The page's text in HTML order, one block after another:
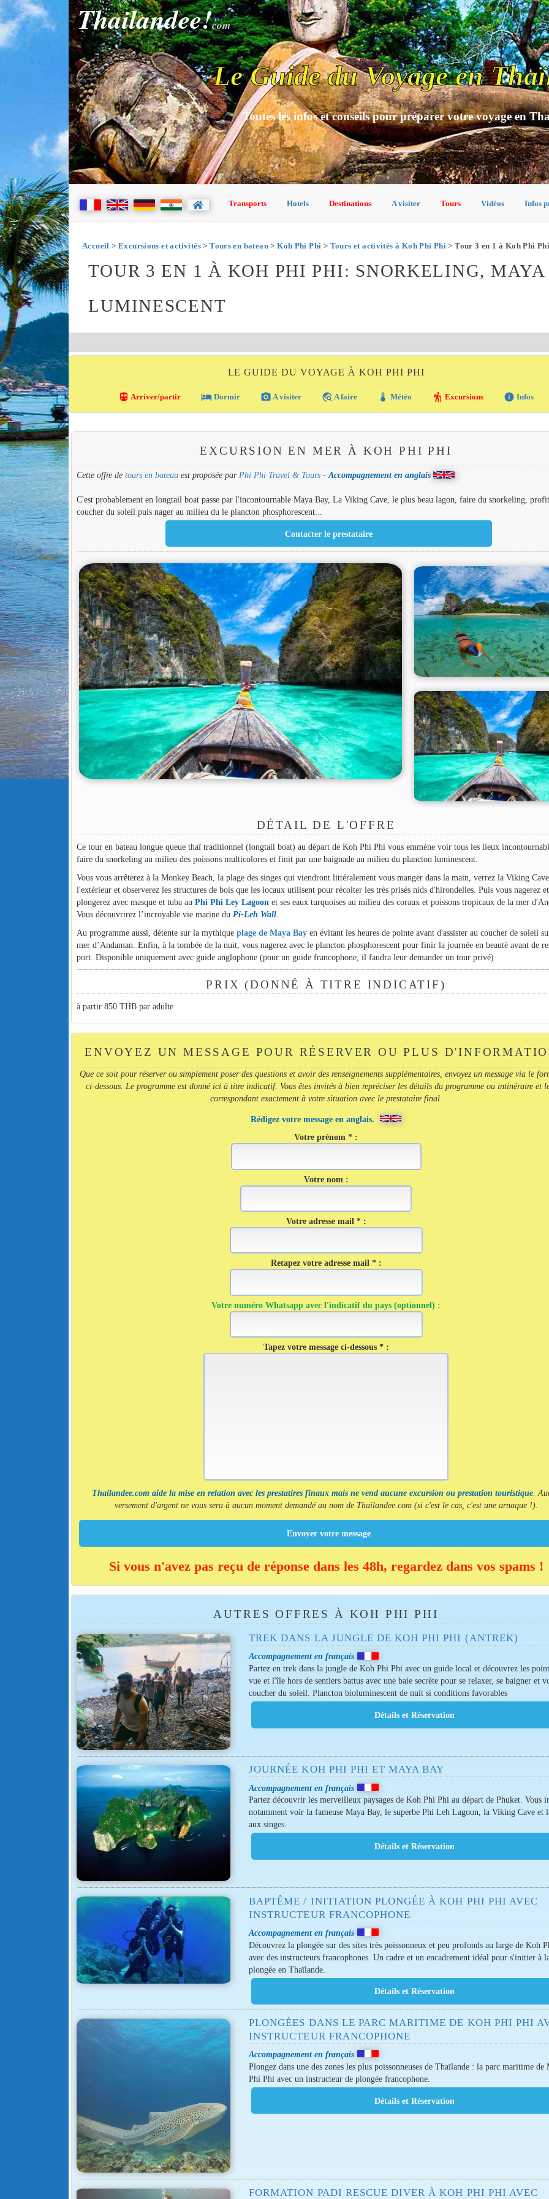
Thailandee!com
Le Guide du Voyage en
Toutes les infos et conseils pour préparer votre voyage en
Transports Hotels Destinations A visiter Tours Vidéos Infos
Accueil > Excursions et activités>Tours en bateau>Koh Phi Phi > Tours et activités à Koh Phi Phi > Tour 3 en 1 à Koh Phi
TOUR 3 EN 1 À KOH PHI PHI: SNORKELING,
LUMINESCENT
LE GUIDE DU VOYAGE À KOH PHI PHI
directions_transit Arriver/partir local_hotel Dormir photo_camera A visiter travel_explore A faire thermostat Météo hiking Excursions info Infos
EXCURSION EN MER À KOH PHI PHI
Cette offre de tours en bateauest proposée par Phi Phi Travel & Tours- Accompagnement en anglais
C'est probablement en longtail boat passe par l'incontournable Maya Bay, La Viking Cave, le plus beau lagon, faire du snorkeling,
coucher du soleil puis nager au milieu du le plancton phosphorescent...
Contacter le prestataire
DÉTAIL DE L'OFFRE
Ce tour en bateau longue queue thaï traditionnel (longtail boat) au départ de Koh Phi Phi vous emmène voir tous les lieux
faire du snorkeling au milieu des poissons multicolores et finit par une baignade au milieu du plancton luminescent.
Vous vous arrêterez à la Monkey Beach, la plage des singes qui viendront littéralement vous manger dans la main, verrez la Viking
l'extérieur et observerez les structures de bois que les locaux utilisent pour récolter les très prisés nids d'hirondelles. Puis vous nagerez et
plongerez avec masque et tuba au Phi Phi Ley Lagoon et ses eaux turquoises au milieu des coraux et poissons tropicaux de la mer
Vous découvrirez l’incroyable vie marine du Pi-Leh Wall.
Au programme aussi, détente sur la mythique plage de Maya Bayen évitant les heures de pointe avant d'assister au coucher de soleil
mer d’Andaman. Enfin, à la tombée de la nuit, vous nagerez avec le plancton phosphorescent pour finir la journée en beauté avant de
port. Disponible uniquement avec guide anglophone (pour un guide francophone, il faudra leur demander un tour privé)
PRIX (DONNÉ À TITRE INDICATIF)
à partir 850 THB par adulte
ENVOYEZ UN MESSAGE POUR RÉSERVER OU PLUS
Que ce soit pour réserver ou simplement poser des questions et avoir des renseignements supplémentaires, envoyez un message via le
ci-dessous. Le programme est donné ici à titre indicatif. Vous êtes invités à bien repréciser les détails du programme ou intinéraire et
correspondant exactement à votre situation avec le prestataire final.
Rédigez votre message en anglais.
Votre prénom * :
Votre nom :
Votre adresse mail * :
Retapez votre adresse mail * :
Votre numéro Whatsapp avec l'indicatif du pays (optionnel) :
Tapez votre message ci-dessous * :
Thailandee.com aide la mise en relation avec les prestatires finaux mais ne vend aucune excursion ou prestation touristique .
versement d'argent ne vous sera à aucun moment demandé au nom de Thailandee.com (si c'est le cas, c'est une arnaque !).
Envoyer votre message
Si vous n'avez pas reçu de réponse dans les 48h, regardez dans vos spams !
AUTRES OFFRES À KOH PHI PHI
TREK DANS LA JUNGLE DE KOH PHI PHI (ANTREK)
Accompagnement en français
Partez en trek dans la jungle de Koh Phi Phi avec un guide local et découvrez les
vue et l'île hors de sentiers battus avec une baie secrète pour se relaxer, se baigner et
coucher du soleil. Plancton bioluminescent de nuit si conditions favorables
JOURNÉE KOH PHI PHI ET MAYA BAY
Accompagnement en français
Partez découvrir les merveilleux paysages de Koh Phi Phi au départ de Phuket. Vous
notamment voir la fameuse Maya Bay, le superbe Phi Leh Lagoon, la Viking Cave et
aux singes.
BAPTÊME / INITIATION PLONGÉE À KOH PHI PHI AVEC
INSTRUCTEUR FRANCOPHONE
Accompagnement en français
Découvrez la plongée sur des sites très poissonneux et peu profonds au large de Koh
avec des instructeurs francophones. Un cadre et un encadrement idéal pour s'initier à
plongée en Thaïlande.
PLONGÉES DANS LE PARC MARITIME DE KOH PHI PHI
INSTRUCTEUR FRANCOPHONE
Accompagnement en français
Plongez dans une des zones les plus poissonneuses de Thaïlande : la parc maritime de
Phi Phi avec un instructeur de plongée francophone.
FORMATION PADI RESCUE DIVER À KOH PHI PHI AVEC